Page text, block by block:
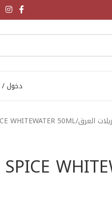
دخول
العرق WHITEWATER 50ML